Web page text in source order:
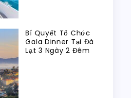
Bí Quyết Tổ Chức
Gala Dinner Tại Đà
Lạt 3 Ngày 2 Đêm